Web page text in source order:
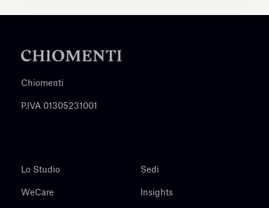
Chiomenti
P.IVA 01305231001
Lo Studio
WeCare
Sedi
Insights